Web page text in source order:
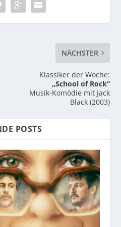
NÄCHSTER
Klassiker der Woche:
„School of Rock“
Musik-Komödie mit Jack
Black (2003)
POSTS